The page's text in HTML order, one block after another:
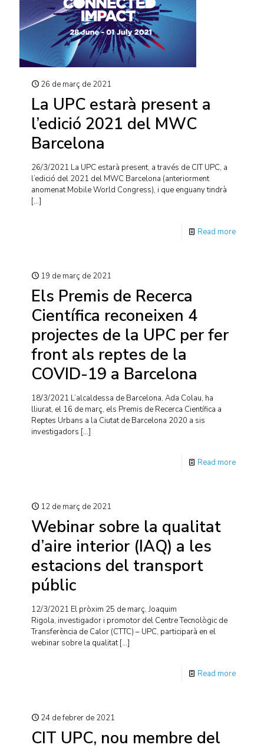
26 de març de 2021
La UPC estarà present a
l’edició 2021 del MWC
Barcelona
26/3/2021 La UPC estarà present, a través de CIT UPC, a
l’edició del 2021 del MWC Barcelona (anteriorment
anomenat Mobile World Congress), i que enguany tindrà
[…]
Read more
19 de març de 2021
Els Premis de Recerca
Científica reconeixen 4
projectes de la UPC per fer
front als reptes de la
COVID-19 a Barcelona
18/3/2021 L’alcaldessa de Barcelona, Ada Colau, ha
lliurat, el 16 de març, els Premis de Recerca Científica a
Reptes Urbans a la Ciutat de Barcelona 2020 a sis
investigadors […]
Read more
12 de març de 2021
Webinar sobre la qualitat
d’aire interior (IAQ) a les
estacions del transport
públic
12/3/2021 El pròxim 25 de març, Joaquim
Rigola, investigador i promotor del Centre Tecnològic de
Transferència de Calor (CTTC) – UPC, participarà en el
webinar sobre la qualitat[…]
Read more
24 de febrer de 2021
CIT UPC, nou membre del